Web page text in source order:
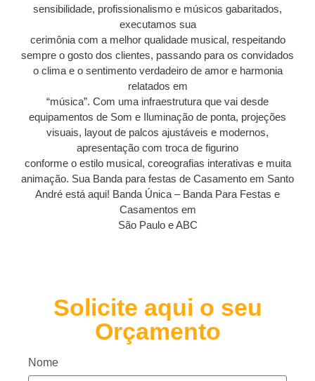
sensibilidade, profissionalismo e músicos gabaritados,
executamos sua
cerimônia com a melhor qualidade musical, respeitando
sempre o gosto dos clientes, passando para os convidados
o clima e o sentimento verdadeiro de amor e harmonia
relatados em
“música”. Com uma infraestrutura que vai desde
equipamentos de Som e Iluminação de ponta, projeções
visuais, layout de palcos ajustáveis e modernos,
apresentação com troca de figurino
conforme o estilo musical, coreografias interativas e muita
animação. Sua Banda para festas de Casamento em Santo
André está aqui! Banda Única – Banda Para Festas e
Casamentos em
São Paulo e ABC
Solicite aqui o seu
Orçamento
Nome